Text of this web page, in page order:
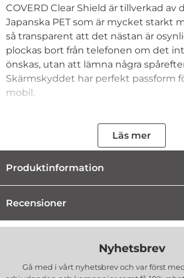
COVERD Clear Shield är tillverkad av
Japanska PET som är mycket starkt
så transparent att det nästan är
plockas bort från telefonen om det
önskas, utan att lämna några
Skärmskyddet har perfekt passform
mobil.
- Skyddar mot repor på displayen
- Skyddar mot smuts
- Enkel att applicera med hjälp av
- Transparent
- Perfekt passform
- Reptålig beläggning
- Lämnar inget lim eller klister efter sig
- Utvecklad och designad i Sverige av
Läs mer
Produktinformation
Recensioner
Nyhetsbrev
Gå med i vårt nyhetsbrev och var först